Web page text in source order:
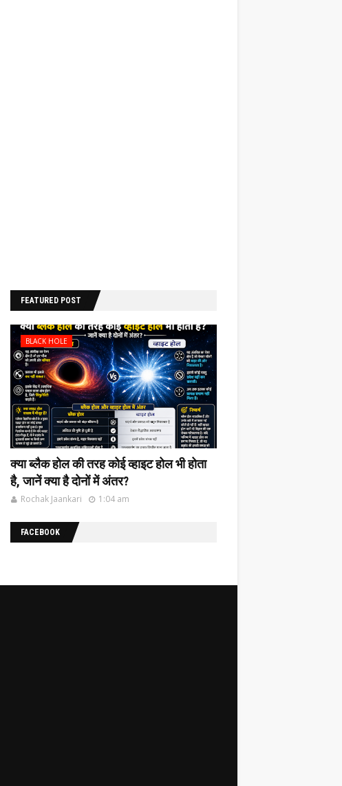
FEATURED POST
BLACK HOLE
क्या ब्लैक होल की‌ तरह कोई व्हाइट होल भी‌ होता
है, जानें क्या है दोनों में अंतर?
Rochak Jaankari 1:04 am
FACEBOOK